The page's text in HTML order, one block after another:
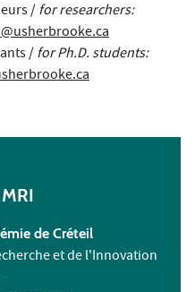
/for researchers:
/for Ph.D. students:
de Créteil
et de l'Innovation